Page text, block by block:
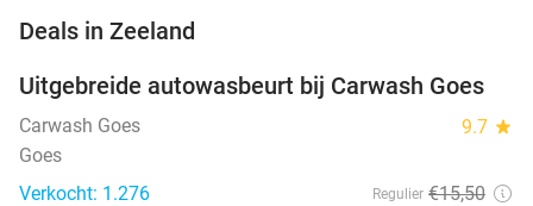
Deals in Zeeland
36%
Uitgebreide autowasbeurt bij Carwash Goes
Carwash Goes 9.7 star
Goes
Verkocht: 1.276
Regulier €15,50